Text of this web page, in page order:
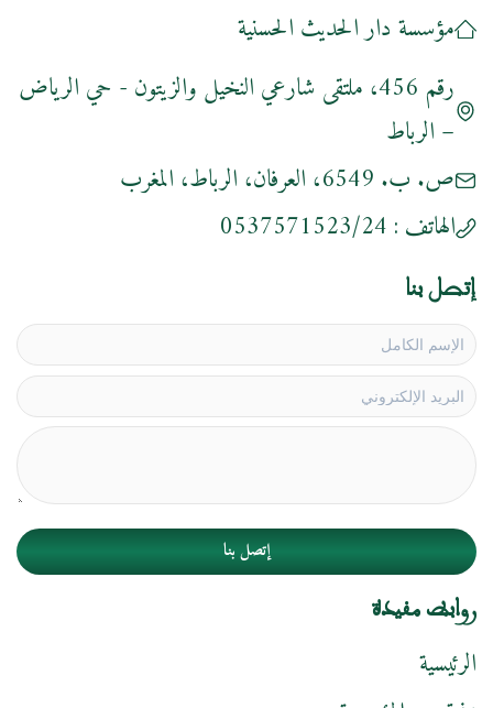
مؤسسة دار الحديث الحسنية
رقم 456، ملتقى شارعي النخيل والزيتون - حي الرياض
– الرباط
ص. ب. 6549، العرفان، الرباط، المغرب
الهاتف : 0537571523/24
إتصل بنا
إتصل بنا
روابط مفيدة
الرئيسية